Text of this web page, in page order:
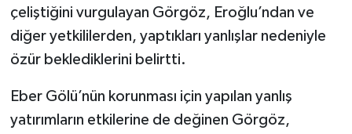
çeliştiğini vurgulayan Görgöz, Eroğlu’ndan ve
diğer yetkililerden, yaptıkları yanlışlar nedeniyle
özür beklediklerini belirtti.
Eber Gölü’nün korunması için yapılan yanlış
yatırımların etkilerine de değinen Görgöz,